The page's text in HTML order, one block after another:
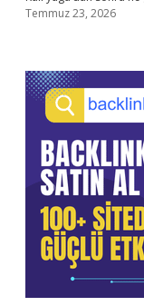
Temmuz 23, 2026